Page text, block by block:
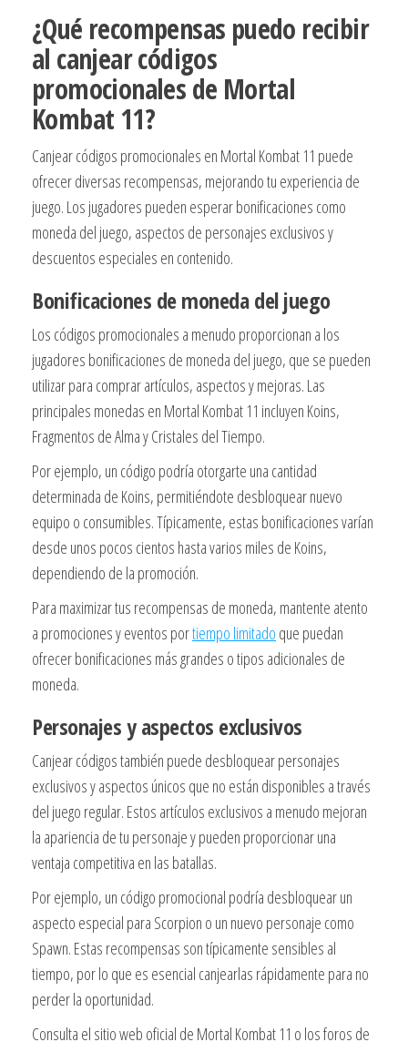
¿Qué recompensas puedo recibir
al canjear códigos
promocionales de Mortal
Kombat 11?
Canjear códigos promocionales en Mortal Kombat 11 puede
ofrecer diversas recompensas, mejorando tu experiencia de
juego. Los jugadores pueden esperar bonificaciones como
moneda del juego, aspectos de personajes exclusivos y
descuentos especiales en contenido.
Bonificaciones de moneda del juego
Los códigos promocionales a menudo proporcionan a los
jugadores bonificaciones de moneda del juego, que se pueden
utilizar para comprar artículos, aspectos y mejoras. Las
principales monedas en Mortal Kombat 11 incluyen Koins,
Fragmentos de Alma y Cristales del Tiempo.
Por ejemplo, un código podría otorgarte una cantidad
determinada de Koins, permitiéndote desbloquear nuevo
equipo o consumibles. Típicamente, estas bonificaciones varían
desde unos pocos cientos hasta varios miles de Koins,
dependiendo de la promoción.
Para maximizar tus recompensas de moneda, mantente atento
a promociones y eventos portiempo limitado que puedan
ofrecer bonificaciones más grandes o tipos adicionales de
moneda.
Personajes y aspectos exclusivos
Canjear códigos también puede desbloquear personajes
exclusivos y aspectos únicos que no están disponibles a través
del juego regular. Estos artículos exclusivos a menudo mejoran
la apariencia de tu personaje y pueden proporcionar una
ventaja competitiva en las batallas.
Por ejemplo, un código promocional podría desbloquear un
aspecto especial para Scorpion o un nuevo personaje como
Spawn. Estas recompensas son típicamente sensibles al
tiempo, por lo que es esencial canjearlas rápidamente para no
perder la oportunidad.
Consulta el sitio web oficial de Mortal Kombat 11 o los foros de